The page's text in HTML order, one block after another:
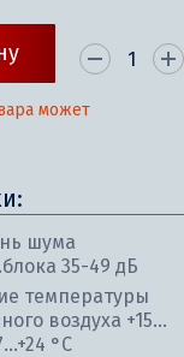
может
шума
35-49 дБ
температуры
воздуха +15…
°С